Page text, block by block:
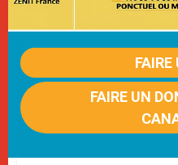
FAIRE
FAIRE UN